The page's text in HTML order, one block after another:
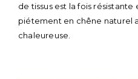
de tissus est la fois
piétement en chêne naturel
chaleureuse.